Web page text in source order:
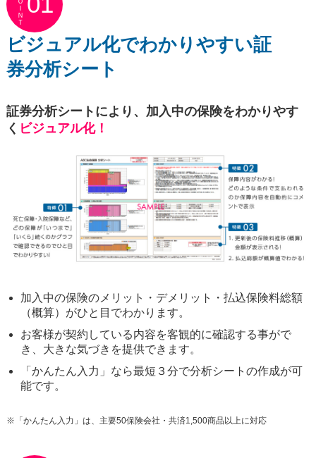
ビジュアル化でわかりやすい証
券分析シート
証券分析シートにより、加入中の保険をわかりやす
く ビジュアル化！
加入中の保険のメリット・デメリット・払込保険料総額
（概算）がひと目でわかります。
お客様が契約している内容を客観的に確認する事がで
き、大きな気づきを提供できます。
「かんたん入力」なら最短３分で分析シートの作成が可
能です。
※「かんたん入力」は、主要50保険会社・共済1,500商品以上に対応